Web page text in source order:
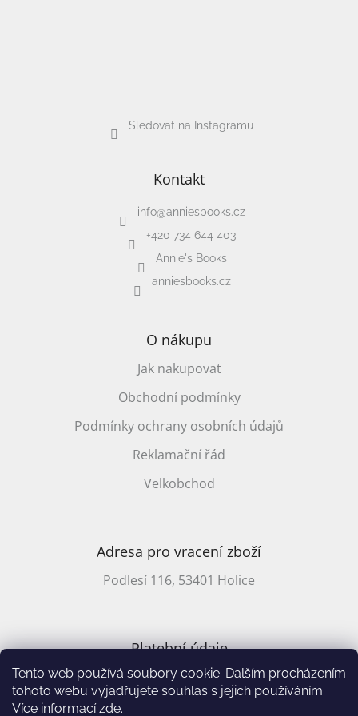
Tento web používá soubory cookie. Dalším procházením
tohoto webu vyjadřujete souhlas s jejich používáním.
Více informacízde.
Sledovat na Instagramu
Kontakt
info@anniesbooks.cz
+420 734 644 403
Annie's Books
anniesbooks.cz
O nákupu
Jak nakupovat
Obchodní podmínky
Podmínky ochrany osobních údajů
Reklamační řád
Velkobchod
Adresa pro vracení zboží
Podlesí 116, 53401 Holice
Platební údaje
CZ účet: 2701857647/2010